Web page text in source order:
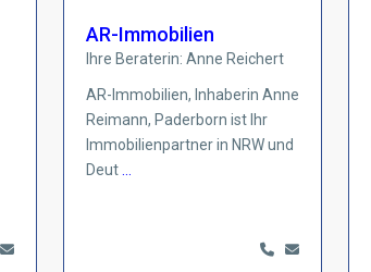
AR-Immobilien
Ihre Beraterin: Anne Reichert
AR-Immobilien, Inhaberin Anne
Reimann, Paderborn ist Ihr
Immobilienpartner in NRW und
Deut